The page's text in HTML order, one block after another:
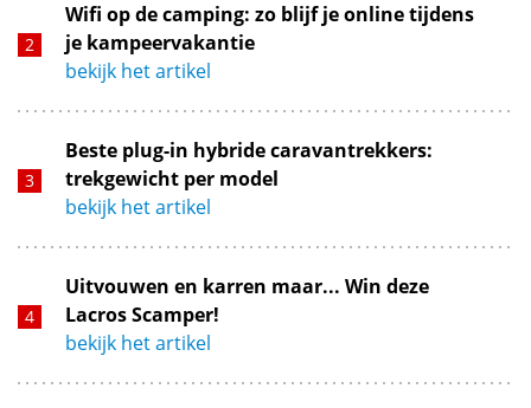
Wifi op de camping: zo blijf je online tijdens
je kampeervakantie
bekijk het artikel
Beste plug-in hybride caravantrekkers:
trekgewicht per model
bekijk het artikel
Uitvouwen en karren maar... Win deze
Lacros Scamper!
bekijk het artikel